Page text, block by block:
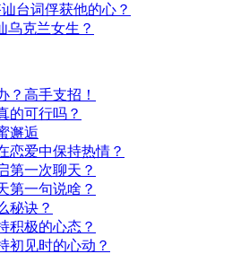
台词俘获他的心？
乌克兰女生？
？高手支招！
的可行吗？
邂逅
恋爱中保持热情？
第一次聊天？
第一句说啥？
秘诀？
积极的心态？
初见时的心动？